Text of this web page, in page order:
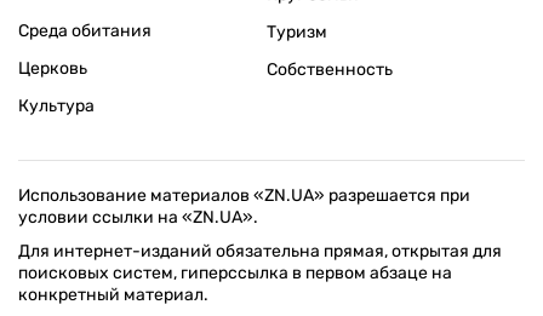
Среда обитания
Церковь
Культура
Туризм
Собственность
Использование материалов «ZN.UA» разрешается при
условии ссылки на «ZN.UA».
Для интернет-изданий обязательна прямая, открытая для
поисковых систем, гиперссылка в первом абзаце на
конкретный материал.